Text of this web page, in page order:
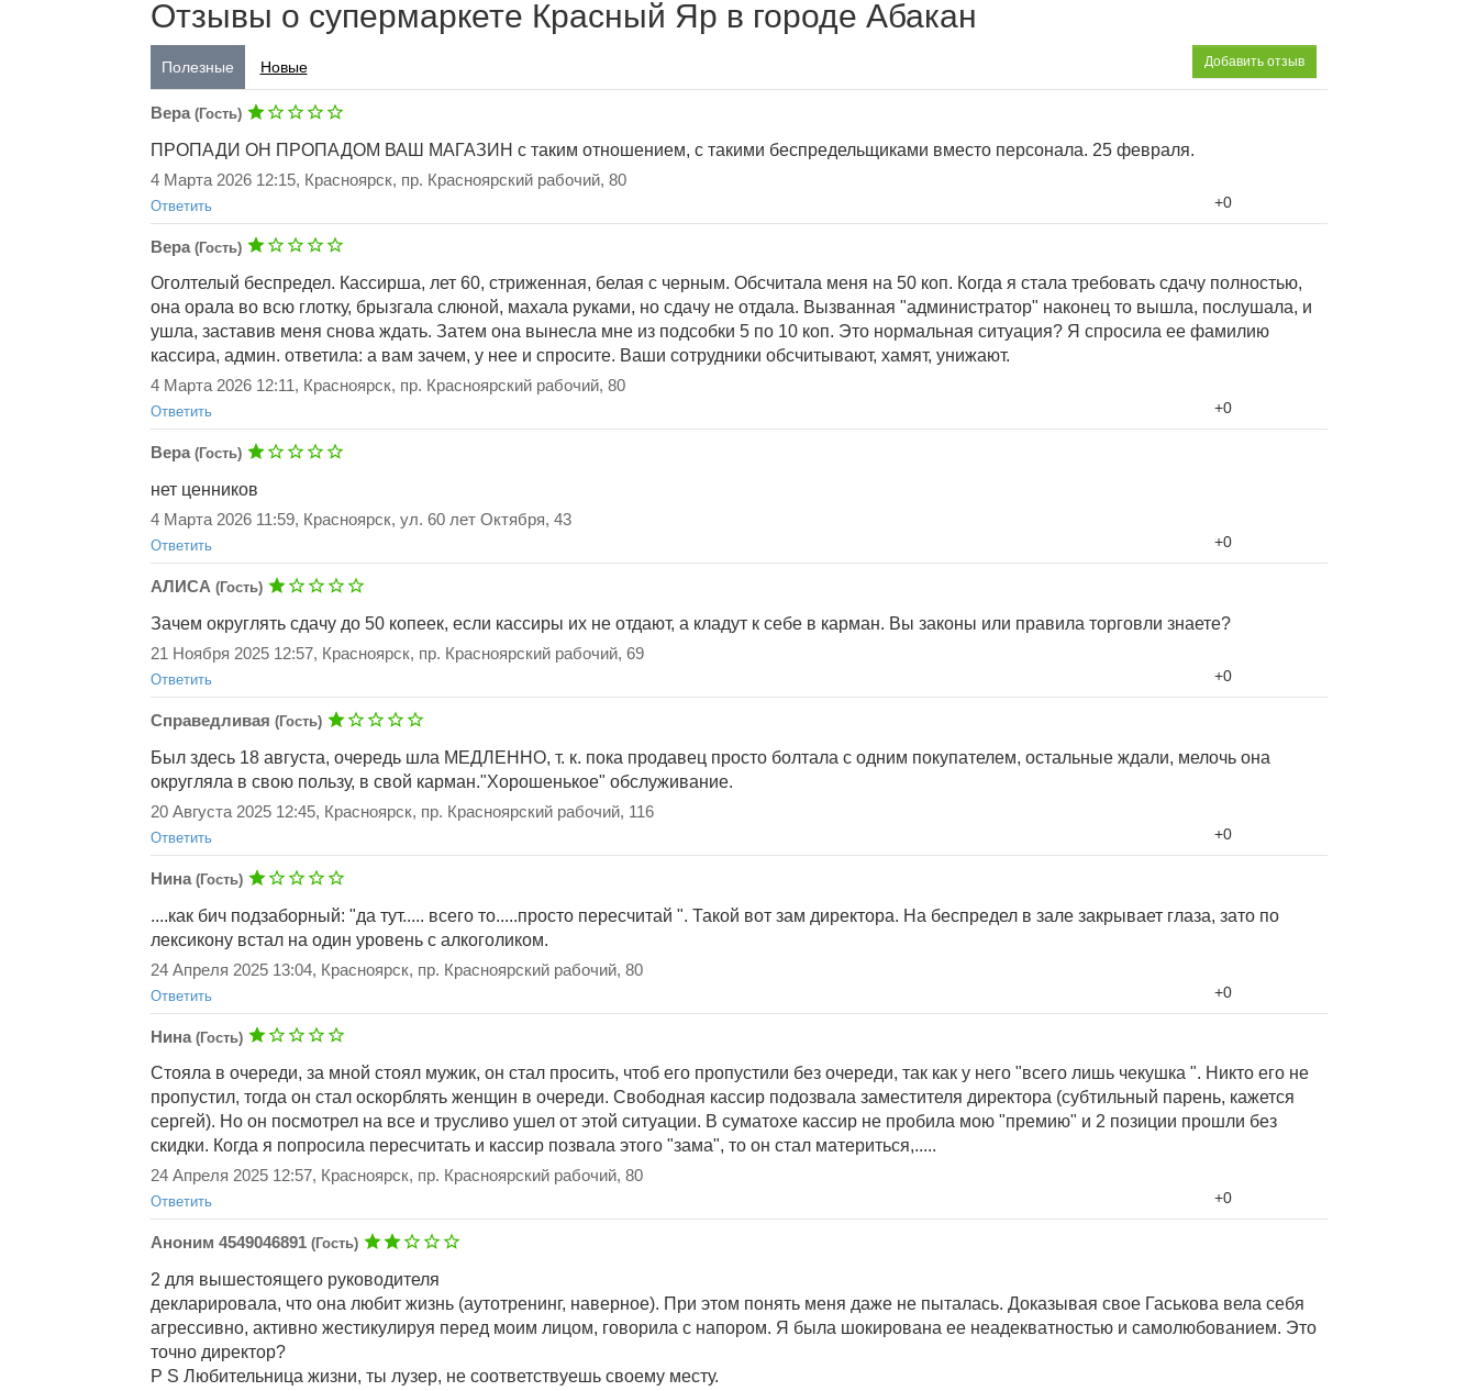
Отзывы о супермаркете Красный Яр в городе Абакан
Добавить отзыв
Полезные Новые
Вера (Гость)
ПРОПАДИ ОН ПРОПАДОМ ВАШ МАГАЗИН с таким отношением, с такими беспредельщиками вместо персонала. 25 февраля.
4 Марта 2026 12:15, Красноярск, пр. Красноярский рабочий, 80
Ответить +0
Добавить ответ
Вера (Гость)
Оголтелый беспредел. Кассирша, лет 60, стриженная, белая с черным. Обсчитала меня на 50 коп. Когда я стала требовать сдачу полностью,
она орала во всю глотку, брызгала слюной, махала руками, но сдачу не отдала. Вызванная "администратор" наконец то вышла, послушала, и
ушла, заставив меня снова ждать. Затем она вынесла мне из подсобки 5 по 10 коп. Это нормальная ситуация? Я спросила ее фамилию
кассира, админ. ответила: а вам зачем, у нее и спросите. Ваши сотрудники обсчитывают, хамят, унижают.
4 Марта 2026 12:11, Красноярск, пр. Красноярский рабочий, 80
Ответить +0
Добавить ответ
Вера (Гость)
нет ценников
4 Марта 2026 11:59, Красноярск, ул. 60 лет Октября, 43
Ответить +0
Добавить ответ
АЛИСА (Гость)
Зачем округлять сдачу до 50 копеек, если кассиры их не отдают, а кладут к себе в карман. Вы законы или правила торговли знаете?
21 Ноября 2025 12:57, Красноярск, пр. Красноярский рабочий, 69
Ответить +0
Добавить ответ
Справедливая (Гость)
Был здесь 18 августа, очередь шла МЕДЛЕННО, т. к. пока продавец просто болтала с одним покупателем, остальные ждали, мелочь она
округляла в свою пользу, в свой карман."Хорошенькое" обслуживание.
20 Августа 2025 12:45, Красноярск, пр. Красноярский рабочий, 116
Ответить +0
Добавить ответ
Нина (Гость)
....как бич подзаборный: "да тут..... всего то.....просто пересчитай ". Такой вот зам директора. На беспредел в зале закрывает глаза, зато по
лексикону встал на один уровень с алкоголиком.
24 Апреля 2025 13:04, Красноярск, пр. Красноярский рабочий, 80
Ответить +0
Добавить ответ
Нина (Гость)
Стояла в очереди, за мной стоял мужик, он стал просить, чтоб его пропустили без очереди, так как у него "всего лишь чекушка ". Никто его не
пропустил, тогда он стал оскорблять женщин в очереди. Свободная кассир подозвала заместителя директора (субтильный парень, кажется
сергей). Но он посмотрел на все и трусливо ушел от этой ситуации. В суматохе кассир не пробила мою "премию" и 2 позиции прошли без
скидки. Когда я попросила пересчитать и кассир позвала этого "зама", то он стал материться,.....
24 Апреля 2025 12:57, Красноярск, пр. Красноярский рабочий, 80
Ответить +0
Добавить ответ
Аноним 4549046891 (Гость)
2 для вышестоящего руководителя
декларировала, что она любит жизнь (аутотренинг, наверное). При этом понять меня даже не пыталась. Доказывая свое Гаськова вела себя
агрессивно, активно жестикулируя перед моим лицом, говорила с напором. Я была шокирована ее неадекватностью и самолюбованием. Это
точно директор?
P S Любительница жизни, ты лузер, не соответствуешь своему месту.